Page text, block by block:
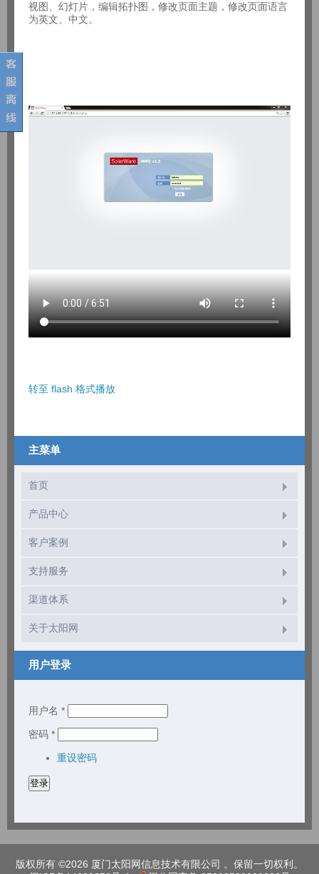
视图、幻灯片，编辑拓扑图，修改页面主题，修改页面语言
为英文、中文。
转至 flash 格式播放
主菜单
首页
产品中心
客户案例
支持服务
渠道体系
关于太阳网
用户登录
用户名 *
密码 *
重设密码
版权所有 ©2026 厦门太阳网信息技术有限公司 。保留一切权利。